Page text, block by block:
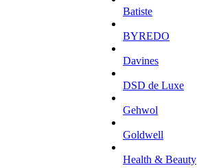
Batiste
BYREDO
Davines
DSD de Luxe
Gehwol
Goldwell
Health & Beauty